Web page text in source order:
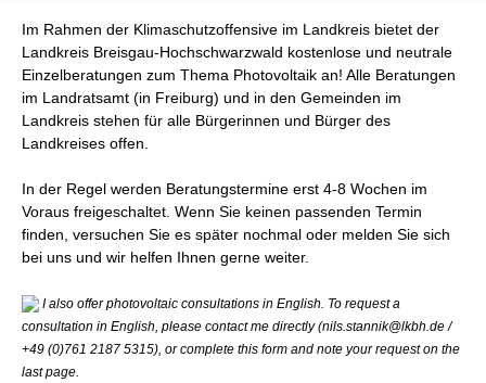
Im Rahmen der Klimaschutzoffensive im Landkreis bietet der
Landkreis Breisgau-Hochschwarzwald kostenlose und neutrale
Einzelberatungen zum Thema Photovoltaik an! Alle Beratungen
im Landratsamt (in Freiburg) und in den Gemeinden im
Landkreis stehen für alle Bürgerinnen und Bürger des
Landkreises offen.
In der Regel werden Beratungstermine erst 4-8 Wochen im
Voraus freigeschaltet. Wenn Sie keinen passenden Termin
finden, versuchen Sie es später nochmal oder melden Sie sich
bei uns und wir helfen Ihnen gerne weiter.
I also offer photovoltaic consultations in English. To request a
consultation in English, please contact me directly (nils.stannik@lkbh.de /
+49 (0)761 2187 5315), or complete this form and note your request on the
last page.